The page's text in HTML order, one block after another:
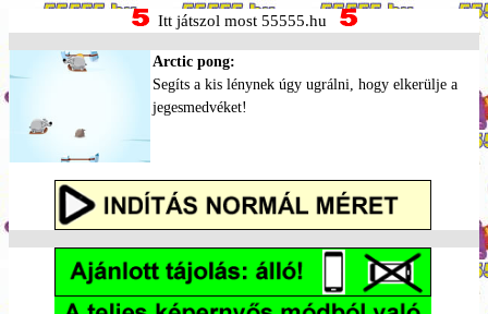
Itt játszol most 55555.hu
Arctic pong:
Segíts a kis lénynek úgy ugrálni, hogy elkerülje a
jegesmedvéket!